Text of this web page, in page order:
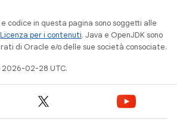
codice in questa pagina sono soggetti alle
Licenza per i contenuti. Java e OpenJDK sono
di Oracle e/o delle sue società consociate.
2026-02-28 UTC.